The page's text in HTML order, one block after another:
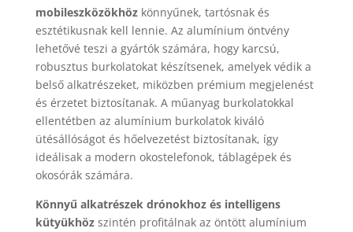
mobileszközökhözkönnyűnek, tartósnak és
esztétikusnak kell lennie. Az alumínium öntvény
lehetővé teszi a gyártók számára, hogy karcsú,
robusztus burkolatokat készítsenek, amelyek védik a
belső alkatrészeket, miközben prémium megjelenést
és érzetet biztosítanak. A műanyag burkolatokkal
ellentétben az alumínium burkolatok kiváló
ütésállóságot és hőelvezetést biztosítanak, így
ideálisak a modern okostelefonok, táblagépek és
okosórák számára.
Könnyű alkatrészek drónokhoz és intelligens
kütyükhözszintén profitálnak az öntött alumínium